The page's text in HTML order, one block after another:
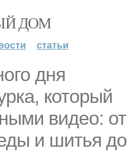
ДОМ
статьи
дня
который
видео: от
и шитья до